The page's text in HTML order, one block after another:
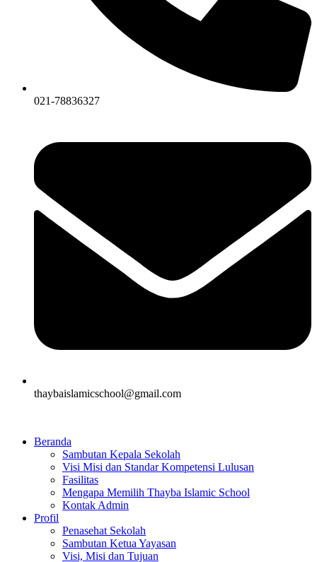
021-78836327
thaybaislamicschool@gmail.com
Beranda
Sambutan Kepala Sekolah
Visi Misi dan Standar Kompetensi Lulusan
Fasilitas
Mengapa Memilih Thayba Islamic School
Kontak Admin
Profil
Penasehat Sekolah
Sambutan Ketua Yayasan
Visi, Misi dan Tujuan